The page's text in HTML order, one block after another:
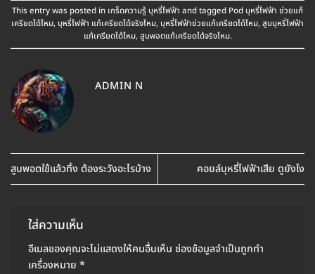
This entry was posted in เกร็ดความรู้ บุหรี่ไฟฟ้า and tagged Pod บุหรี่ไฟฟ้า ช่วยแก้
เครียดได้ไหม, บุหรี่ไฟฟ้า แก้เครียดได้จริงไหม, บุหรี่ไฟฟ้าช่วยแก้เครียดได้ไหม, สูบบุหรี่ไฟฟ้า
แก้เครียดได้ไหม, สูบพอตแก้เครียดได้จริงไหม.
ADMIN N
สูบพอตใช้แล้วทิ้ง ต้องระวังอะไรบ้าง คอยล์บุหรี่ไฟฟ้าเสีย ดูยังไง
ใส่ความเห็น
อีเมลของคุณจะไม่แสดงให้คนอื่นเห็น ช่องข้อมูลจำเป็นถูกทำ
เครื่องหมาย *